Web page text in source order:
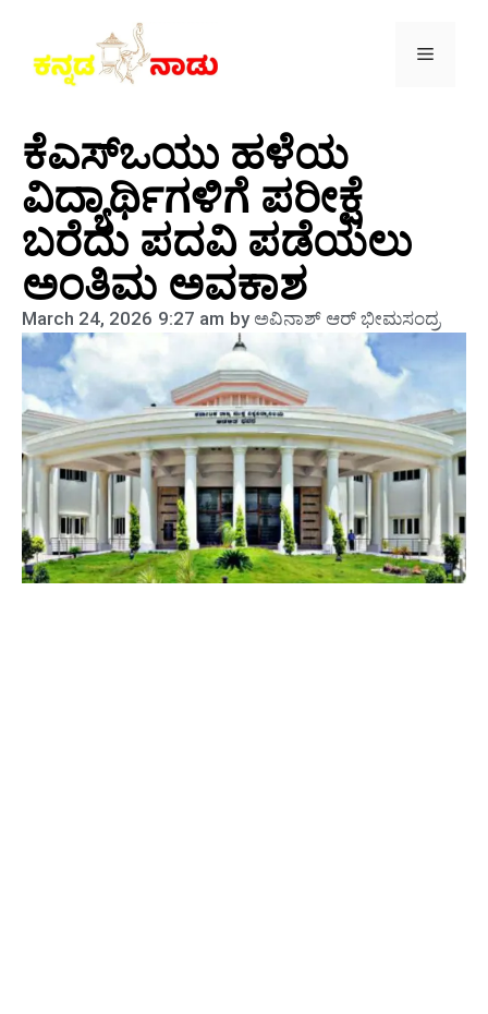
ಕೆಎಸ್‌ಒಯು ಹಳೆಯ
ವಿದ್ಯಾರ್ಥಿಗಳಿಗೆ ಪರೀಕ್ಷೆ
ಬರೆದು ಪದವಿ ಪಡೆಯಲು
ಅಂತಿಮ ಅವಕಾಶ
March 24, 2026 9:27 am byಅವಿನಾಶ್‌ ಆರ್‌ ಭೀಮಸಂದ್ರ